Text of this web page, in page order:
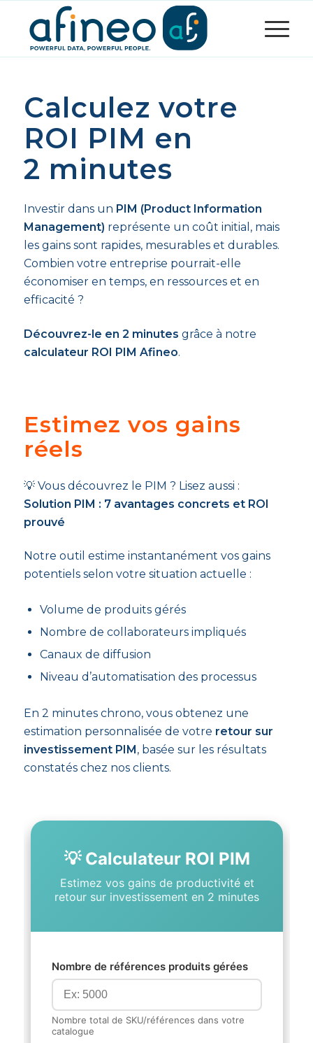
Calculez votre
ROI PIM en
2 minutes
Investir dans un PIM (Product Information
Management) représente un coût initial, mais
les gains sont rapides, mesurables et durables.
Combien votre entreprise pourrait-elle
économiser en temps, en ressources et en
efficacité ?
Découvrez-le en 2 minutes grâce à notre
calculateur ROI PIM Afineo.
Estimez vos gains
réels
💡 Vous découvrez le PIM ? Lisez aussi :
Solution PIM : 7 avantages concrets et ROI
prouvé
Notre outil estime instantanément vos gains
potentiels selon votre situation actuelle :
Volume de produits gérés
Nombre de collaborateurs impliqués
Canaux de diffusion
Niveau d’automatisation des processus
En 2 minutes chrono, vous obtenez une
estimation personnalisée de votre retour sur
investissement PIM, basée sur les résultats
constatés chez nos clients.